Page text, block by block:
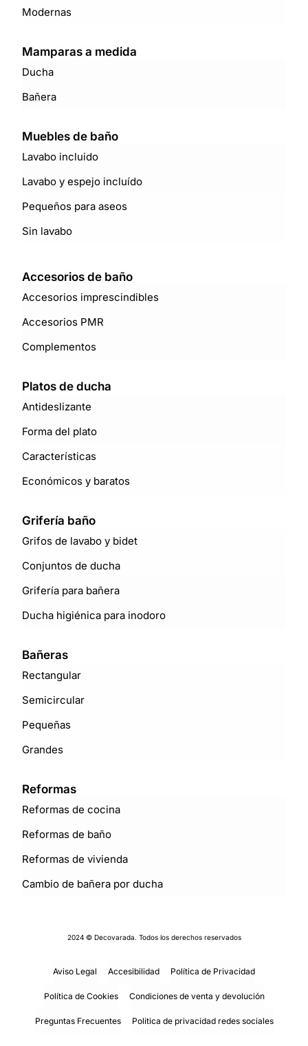
Modernas
Mamparas a medida
Ducha
Bañera
Muebles de baño
Lavabo incluido
Lavabo y espejo incluído
Pequeños para aseos
Sin lavabo
Accesorios de baño
Accesorios imprescindibles
Accesorios PMR
Complementos
Platos de ducha
Antideslizante
Forma del plato
Características
Económicos y baratos
Grifería baño
Grifos de lavabo y bidet
Conjuntos de ducha
Grifería para bañera
Ducha higiénica para inodoro
Bañeras
Rectangular
Semicircular
Pequeñas
Grandes
Reformas
Reformas de cocina
Reformas de baño
Reformas de vivienda
Cambio de bañera por ducha
Aviso Legal Accesibilidad Política de Privacidad
Política de Cookies Condiciones de venta y devolución
Preguntas Frecuentes Politica de privacidad redes sociales
2024 © Decovarada. Todos los derechos reservados